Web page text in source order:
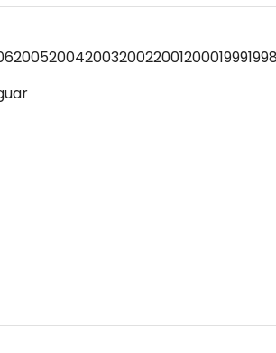
20052004200320022001200019991998